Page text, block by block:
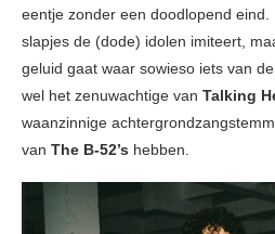
eentje zonder een doodlopend eind.
slapjes de (dode) idolen imiteert,
geluid gaat waar sowieso iets van
wel het zenuwachtige van Talking
waanzinnige
van The B-52’s hebben.